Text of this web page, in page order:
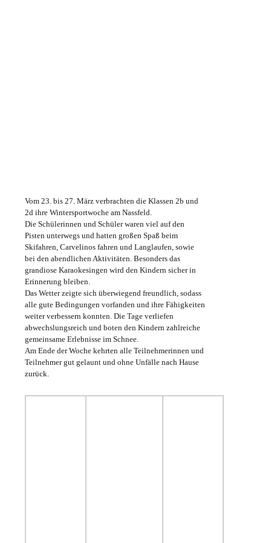
Vom 23. bis 27. März verbrachten die Klassen 2b und
2d ihre Wintersportwoche am Nassfeld.
Die Schülerinnen und Schüler waren viel auf den
Pisten unterwegs und hatten großen Spaß beim
Skifahren, Carvelinos fahren und Langlaufen, sowie
bei den abendlichen Aktivitäten. Besonders das
grandiose Karaokesingen wird den Kindern sicher in
Erinnerung bleiben.
Das Wetter zeigte sich überwiegend freundlich, sodass
alle gute Bedingungen vorfanden und ihre Fähigkeiten
weiter verbessern konnten. Die Tage verliefen
abwechslungsreich und boten den Kindern zahlreiche
gemeinsame Erlebnisse im Schnee.
Am Ende der Woche kehrten alle Teilnehmerinnen und
Teilnehmer gut gelaunt und ohne Unfälle nach Hause
zurück.